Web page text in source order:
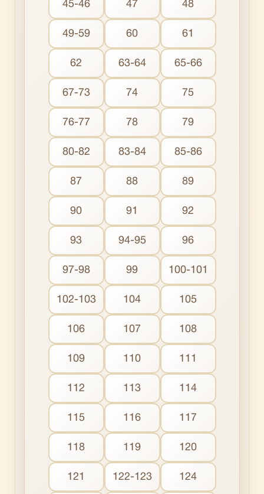
45-46 47 48
49-59 60 61
62 63-64 65-66
67-73 74 75
76-77 78 79
80-82 83-84 85-86
87 88 89
90 91 92
93 94-95 96
97-98 99 100-101
102-103 104 105
106 107 108
109 110 111
112 113 114
115 116 117
118 119 120
121 122-123 124